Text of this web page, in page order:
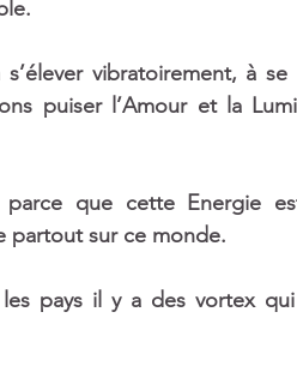
vibratoirement, à
puiser l’Amour et la
que cette Energie
partout sur ce monde.
pays il y a des vortex